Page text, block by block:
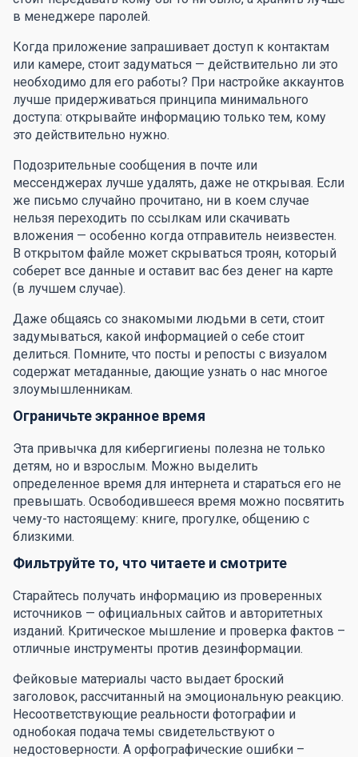
в менеджере паролей.
Когда приложение запрашивает доступ к контактам
или камере, стоит задуматься — действительно ли это
необходимо для его работы? При настройке аккаунтов
лучше придерживаться принципа минимального
доступа: открывайте информацию только тем, кому
это действительно нужно.
Подозрительные сообщения в почте или
мессенджерах лучше удалять, даже не открывая. Если
же письмо случайно прочитано, ни в коем случае
нельзя переходить по ссылкам или скачивать
вложения — особенно когда отправитель неизвестен.
В открытом файле может скрываться троян, который
соберет все данные и оставит вас без денег на карте
(в лучшем случае).
Даже общаясь со знакомыми людьми в сети, стоит
задумываться, какой информацией о себе стоит
делиться. Помните, что посты и репосты с визуалом
содержат метаданные, дающие узнать о нас многое
злоумышленникам.
Ограничьте экранное время
Эта привычка для кибергигиены полезна не только
детям, но и взрослым. Можно выделить
определенное время для интернета и стараться его не
превышать. Освободившееся время можно посвятить
чему-то настоящему: книге, прогулке, общению с
близкими.
Фильтруйте то, что читаете и смотрите
Старайтесь получать информацию из проверенных
источников — официальных сайтов и авторитетных
изданий. Критическое мышление и проверка фактов –
отличные инструменты против дезинформации.
Фейковые материалы часто выдает броский
заголовок, рассчитанный на эмоциональную реакцию.
Несоответствующие реальности фотографии и
однобокая подача темы свидетельствуют о
недостоверности. А орфографические ошибки –